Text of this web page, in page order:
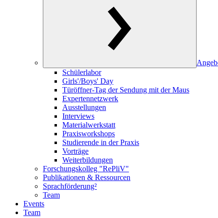
Schülerlabor
Girls'/Boys' Day
Türöffner-Tag der Sendung mit der Maus
Expertennetzwerk
Ausstellungen
Interviews
Materialwerkstatt
Praxisworkshops
Studierende in der Praxis
Vorträge
Weiterbildungen
Forschungskolleg "RePliV"
Publikationen & Ressourcen
Sprachförderung²
Team
Events
Team